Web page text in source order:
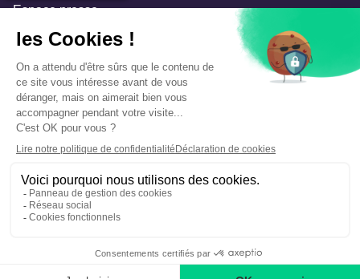
Espace presse
Documentation
Marchés publics
Appels à projets & avis d'attribution
Mesures de publicité
Concertations et enquêtes publiques
Précautions et sécurité
Plan de gestion des risques
Mentions légales
Données personnelles
Gestion des cookies